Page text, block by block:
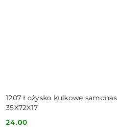
1207 Łożysko kulkowe
35X72X17
Cena:
24.00